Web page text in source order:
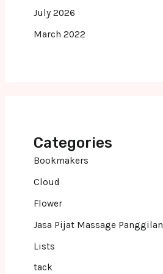
July 2026
March 2022
Categories
Bookmakers
Cloud
Flower
Jasa Pijat Massage Panggilan
Lists
tack